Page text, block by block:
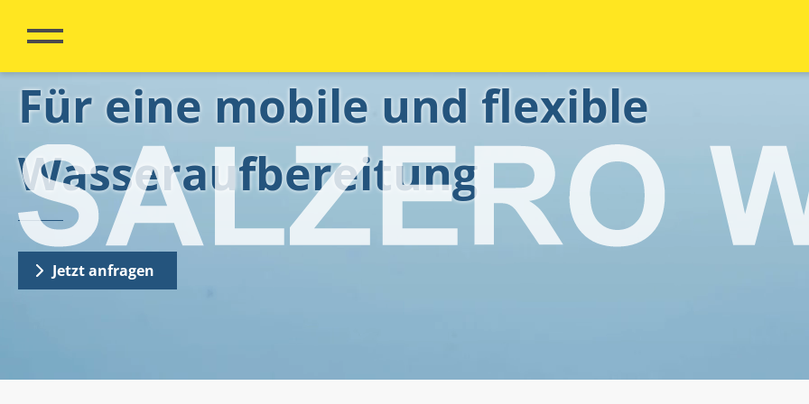
Salzero
Unternehmen
Kontakt
Für eine mobile und flexible
Wasseraufbereitung
Jetzt anfragen